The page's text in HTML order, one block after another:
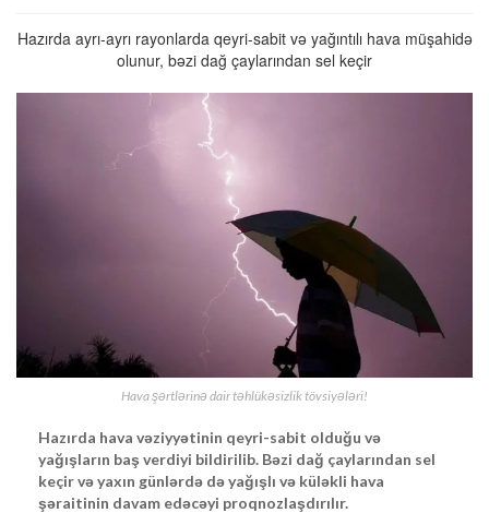
Hazırda ayrı-ayrı rayonlarda qeyri-sabit və yağıntılı hava müşahidə
olunur, bəzi dağ çaylarından sel keçir
Hava şərtlərinə dair təhlükəsizlik tövsiyələri!
Hazırda hava vəziyyətinin qeyri-sabit olduğu və
yağışların baş verdiyi bildirilib. Bəzi dağ çaylarından sel
keçir və yaxın günlərdə də yağışlı və küləkli hava
şəraitinin davam edəcəyi proqnozlaşdırılır.